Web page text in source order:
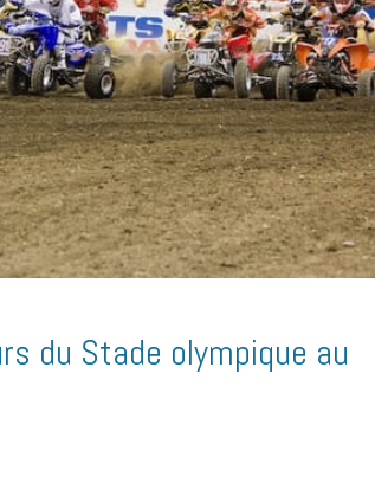
du Stade olympique au